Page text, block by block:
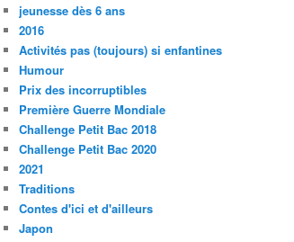
jeunesse dès 6 ans
2016
Activités pas (toujours) si enfantines
Humour
Prix des incorruptibles
Première Guerre Mondiale
Challenge Petit Bac 2018
Challenge Petit Bac 2020
2021
Traditions
Contes d'ici et d'ailleurs
Japon